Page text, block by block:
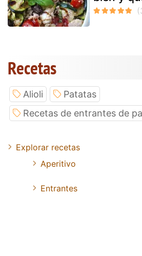
Recetas
Alioli
Patatas
Recetas de entrantes de
Explorar recetas
Aperitivo
Entrantes